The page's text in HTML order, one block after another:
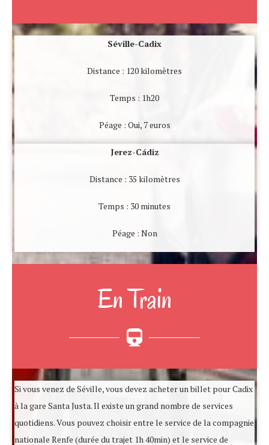
Séville-Cadix
Distance : 120 kilomètres
Temps : 1h20
Péage : Oui, 7 euros
Jerez-Cádiz
Distance : 35 kilomètres
Temps : 30 minutes
Péage : Non
En Train
Si vous venez de Séville, vous devez acheter un billet pour Cadix
à la gare Santa Justa. Il existe un grand nombre de services
quotidiens. Vous pouvez choisir entre le service de la compagnie
nationale Renfe (durée du trajet 1h 40min) et le service de